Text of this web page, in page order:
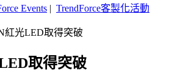
Events | TrendForce客製化活動
紅光LED取得突破
取得突破